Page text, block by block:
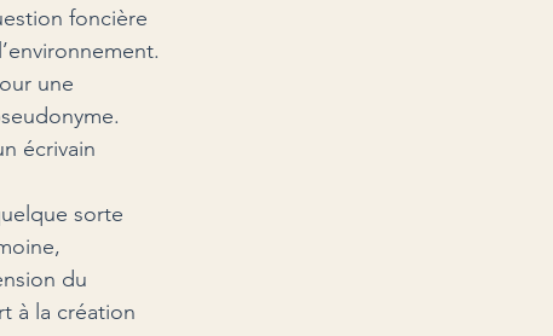
foncière
une
écrivain
sorte
du
à la création